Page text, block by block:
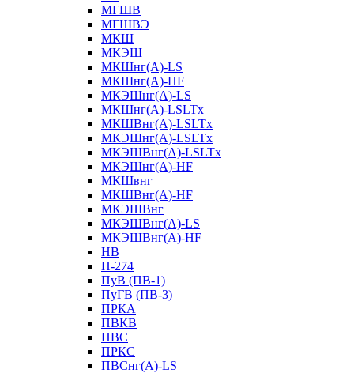
МГШВ
МГШВЭ
МКШ
МКЭШ
МКШнг(А)-LS
МКШнг(А)-HF
МКЭШнг(А)-LS
МКШнг(А)-LSLTx
МКШВнг(A)-LSLTx
МКЭШнг(А)-LSLTx
МКЭШВнг(A)-LSLTx
МКЭШнг(А)-HF
МКШвнг
МКШВнг(А)-HF
МКЭШВнг
МКЭШВнг(А)-LS
МКЭШВнг(А)-HF
НВ
П-274
ПуВ (ПВ-1)
ПуГВ (ПВ-3)
ПРКА
ПВКВ
ПВС
ПРКС
ПВСнг(А)-LS